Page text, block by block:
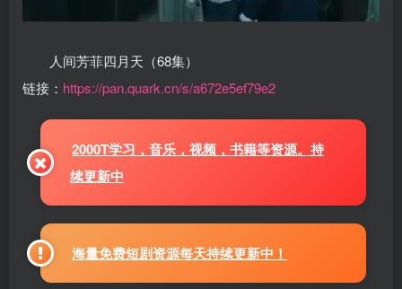
人间芳菲四月天（68集）
链接： https://pan.quark.cn/s/a672e5ef79e2
2000T学习，音乐，视频，书籍等资源。持
续更新中
海量免费短剧资源每天持续更新中！